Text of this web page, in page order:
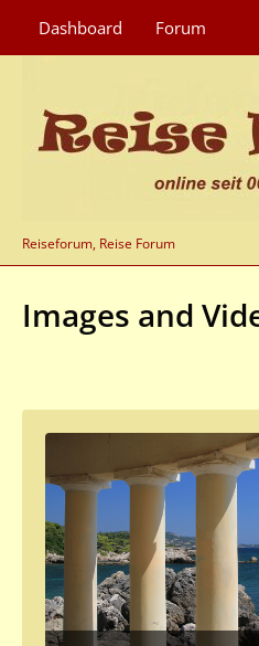
Dashboard Forum
Reiseforum, Reise Forum
Images and